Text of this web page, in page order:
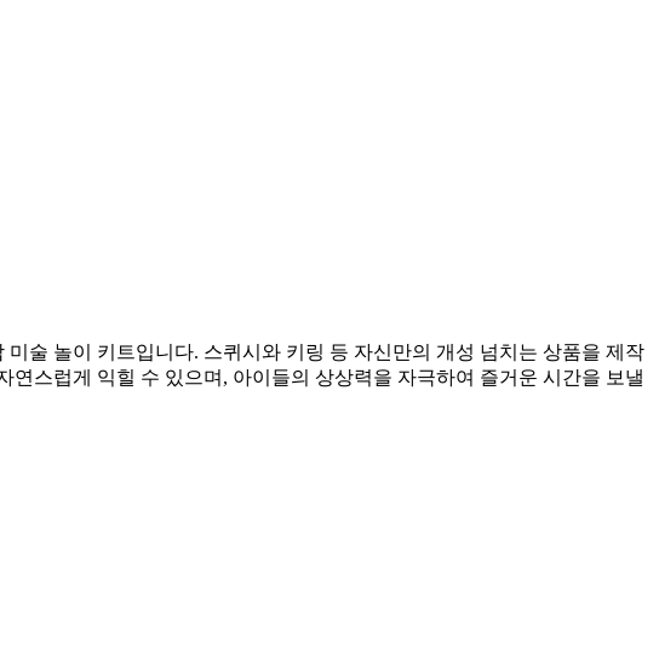
술 놀이 키트입니다. 스퀴시와 키링 등 자신만의 개성 넘치는 상품을 제작
스럽게 익힐 수 있으며, 아이들의 상상력을 자극하여 즐거운 시간을 보낼